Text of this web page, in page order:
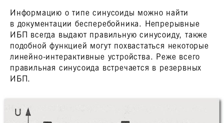
Информацию о типе синусоиды можно найти
в документации бесперебойника. Непрерывные
ИБП всегда выдают правильную синусоиду, также
подобной функцией могут похвастаться некоторые
линейно-интерактивные устройства. Реже всего
правильная синусоида встречается в резервных
ИБП.